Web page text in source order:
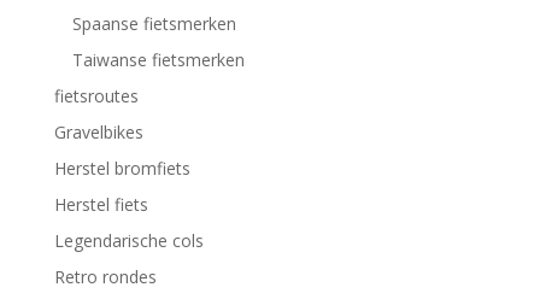
Spaanse fietsmerken
Taiwanse fietsmerken
fietsroutes
Gravelbikes
Herstel bromfiets
Herstel fiets
Legendarische cols
Retro rondes